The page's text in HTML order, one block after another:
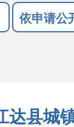
依申请公
达县城